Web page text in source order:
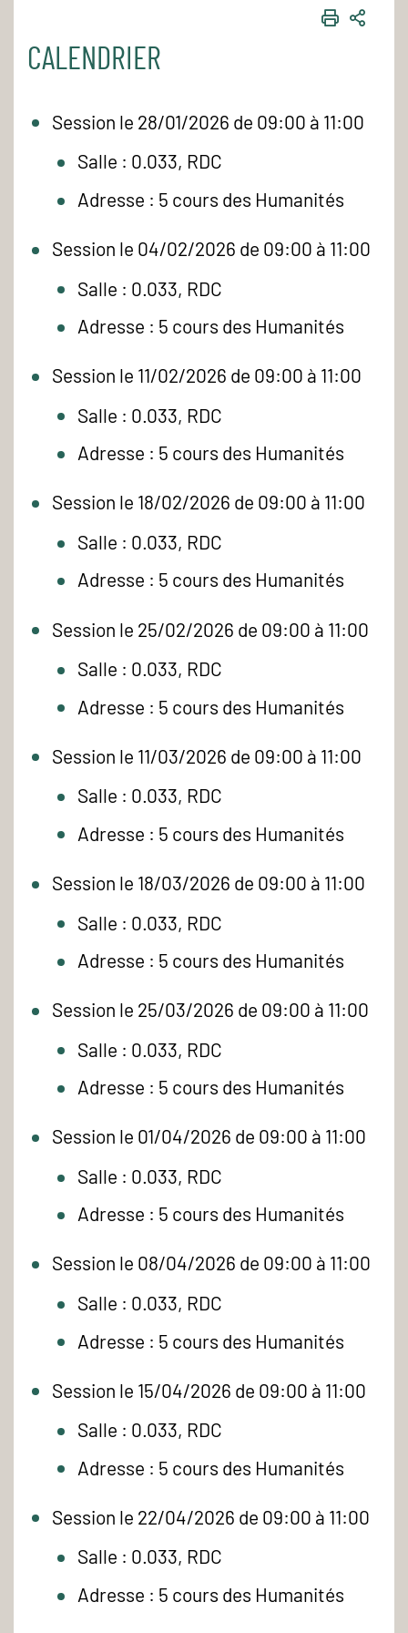
CALENDRIER
Session le 28/01/2026 de 09:00 à 11:00
Salle : 0.033, RDC
Adresse : 5 cours des Humanités
Session le 04/02/2026 de 09:00 à 11:00
Salle : 0.033, RDC
Adresse : 5 cours des Humanités
Session le 11/02/2026 de 09:00 à 11:00
Salle : 0.033, RDC
Adresse : 5 cours des Humanités
Session le 18/02/2026 de 09:00 à 11:00
Salle : 0.033, RDC
Adresse : 5 cours des Humanités
Session le 25/02/2026 de 09:00 à 11:00
Salle : 0.033, RDC
Adresse : 5 cours des Humanités
Session le 11/03/2026 de 09:00 à 11:00
Salle : 0.033, RDC
Adresse : 5 cours des Humanités
Session le 18/03/2026 de 09:00 à 11:00
Salle : 0.033, RDC
Adresse : 5 cours des Humanités
Session le 25/03/2026 de 09:00 à 11:00
Salle : 0.033, RDC
Adresse : 5 cours des Humanités
Session le 01/04/2026 de 09:00 à 11:00
Salle : 0.033, RDC
Adresse : 5 cours des Humanités
Session le 08/04/2026 de 09:00 à 11:00
Salle : 0.033, RDC
Adresse : 5 cours des Humanités
Session le 15/04/2026 de 09:00 à 11:00
Salle : 0.033, RDC
Adresse : 5 cours des Humanités
Session le 22/04/2026 de 09:00 à 11:00
Salle : 0.033, RDC
Adresse : 5 cours des Humanités